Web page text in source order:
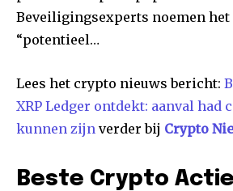
Beveiligingsexperts noemen
“potentieel…
Lees het crypto nieuws bericht:
XRP Ledger ontdekt: aanval had
kunnen zijn verder bij Crypto
Beste Crypto